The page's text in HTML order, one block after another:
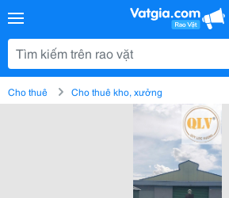
Cho thuê Cho thuê kho, xưởng